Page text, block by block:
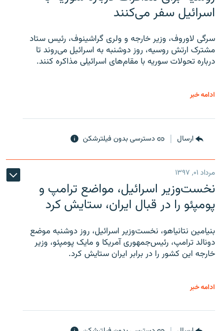
اسرائیل سفر می‌کنند
سرگی لاوروف، وزیر خارجه و ولری گراشینوف، رئیس ستاد
مشترک ارتش روسیه، روز دوشنبه به اسرائیل می‌روند تا
درباره تحولات سوریه با مقام‌های اسرائیلی مذاکره کنند.
ادامه خبر
ارسال دسترسی بدون فیلترشکن
مرداد ۰۱, ۱۳۹۷
نخست‌وزیر اسرائیل، مواضع ترامپ و
پومپئو را در قبال ایران، ستایش کرد
بنیامین نتانیاهو، نخست‌وزیر اسرائیل، روز دوشنبه موضع
دونالد ترامپ، رئیس‌جمهوری آمریکا و مایک پومپئو، وزیر
خارجه این کشور را در برابر ایران ستایش کرد.
ادامه خبر